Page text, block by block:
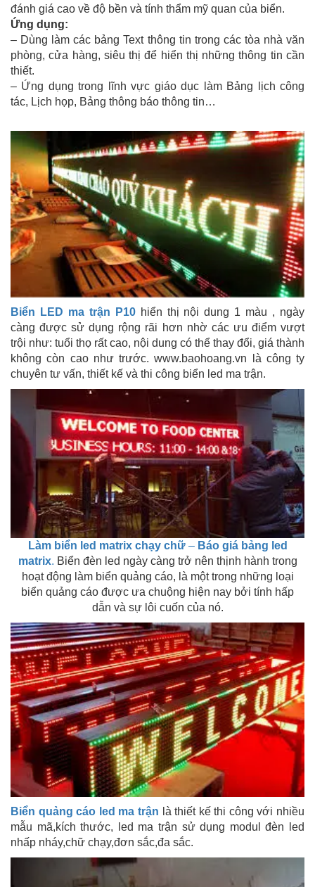
đánh giá cao về độ bền và tính thẩm mỹ quan của biển.
Ứng dụng:
– Dùng làm các bảng Text thông tin trong các tòa nhà văn
phòng, cửa hàng, siêu thị để hiển thị những thông tin cần
thiết.
– Ứng dụng trong lĩnh vực giáo dục làm Bảng lịch công
tác, Lịch họp, Bảng thông báo thông tin…
Biển LED ma trận P10 hiển thị nội dung 1 màu , ngày
càng được sử dụng rộng rãi hơn nhờ các ưu điểm vượt
trội như: tuổi thọ rất cao, nội dung có thể thay đổi, giá thành
không còn cao như trước. www.baohoang.vn là công ty
chuyên tư vấn, thiết kế và thi công biển led ma trận.
Làm biển led matrix chạy chữ– Báo giá bảng led
matrix. Biển đèn led ngày càng trở nên thịnh hành trong
hoạt động làm biển quảng cáo, là một trong những loại
biển quảng cáo được ưa chuộng hiện nay bởi tính hấp
dẫn và sự lôi cuốn của nó.
Biển quảng cáo led ma trận là thiết kế thi công với nhiều
mẫu mã,kích thước, led ma trận sử dụng modul đèn led
nhấp nháy,chữ chạy,đơn sắc,đa sắc.